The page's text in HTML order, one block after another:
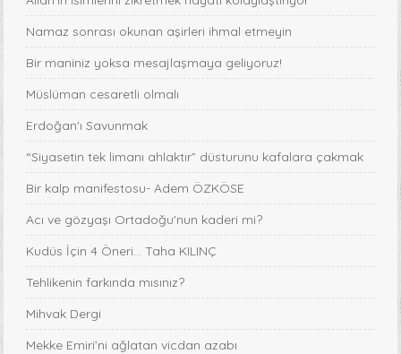
Namaz sonrası okunan aşirleri ihmal etmeyin
Bir maniniz yoksa mesajlaşmaya geliyoruz!
Müslüman cesaretli olmalı
Erdoğan'ı Savunmak
“Siyasetin tek limanı ahlaktır” düsturunu kafalara çakmak
Bir kalp manifestosu- Adem ÖZKÖSE
Acı ve gözyaşı Ortadoğu'nun kaderi mi?
Kudüs İçin 4 Öneri... Taha KILINÇ
Tehlikenin farkında mısınız?
Mihvak Dergi
Mekke Emiri’ni ağlatan vicdan azabı